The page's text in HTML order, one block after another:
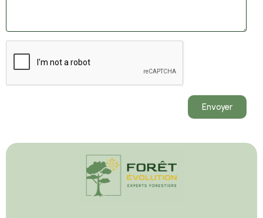
Envoyer